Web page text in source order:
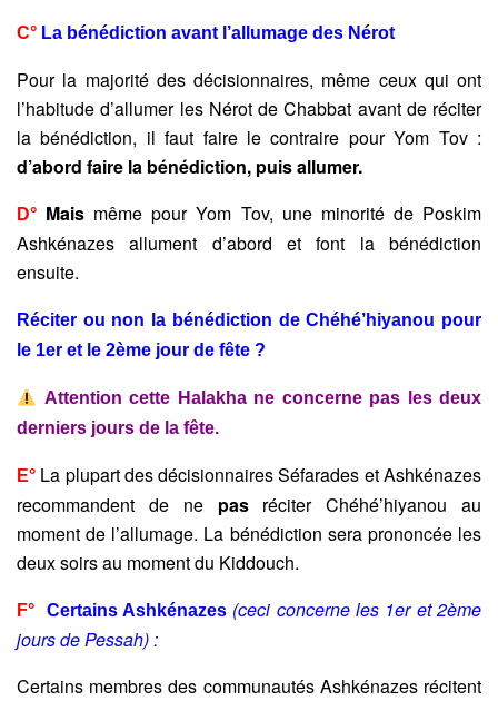
C° La bénédiction avant l’allumage des Nérot
Pour la majorité des décisionnaires, même ceux qui ont
l’habitude d’allumer les Nérot de Chabbat avant de réciter
la bénédiction, il faut faire le contraire pour Yom Tov :
d’abord faire la bénédiction, puis allumer.
D° Mais même pour Yom Tov, une minorité de Poskim
Ashkénazes allument d’abord et font la bénédiction
ensuite.
Réciter ou non la bénédiction de Chéhé’hiyanou pour
le 1er et le 2ème jour de fête ?
Attention cette Halakha ne concerne pas les deux
derniers jours de la fête.
E° La plupart des décisionnaires Séfarades et Ashkénazes
recommandent de ne pasréciter Chéhé’hiyanou au
moment de l’allumage. La bénédiction sera prononcée les
deux soirs au moment du Kiddouch.
F° Certains Ashkénazes (ceci concerne les 1er et 2ème
jours de Pessah) :
Certains membres des communautés Ashkénazes récitent